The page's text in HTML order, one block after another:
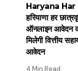
Haryana
हरियाणा हर
ऑनलाइन आवेदन
मिलेगी वित्तीय
आवेदन
4 Min Read